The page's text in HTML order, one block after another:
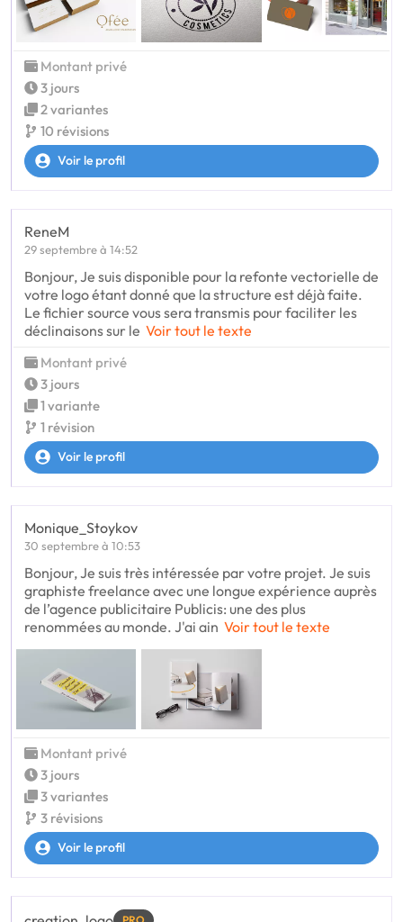
Montant privé
3 jours
2 variantes
10 révisions
Voir le profil
ReneM
29 septembre à 14:52
Bonjour, Je suis disponible pour la refonte vectorielle de
votre logo étant donné que la structure est déjà faite.
Le fichier source vous sera transmis pour faciliter les
déclinaisons sur le Voir tout le texte
Montant privé
3 jours
1 variante
1 révision
Voir le profil
Monique_Stoykov
30 septembre à 10:53
Bonjour, Je suis très intéressée par votre projet. Je suis
graphiste freelance avec une longue expérience auprès
de l’agence publicitaire Publicis: une des plus
renommées au monde. J'ai ain Voir tout le texte
Montant privé
3 jours
3 variantes
3 révisions
Voir le profil